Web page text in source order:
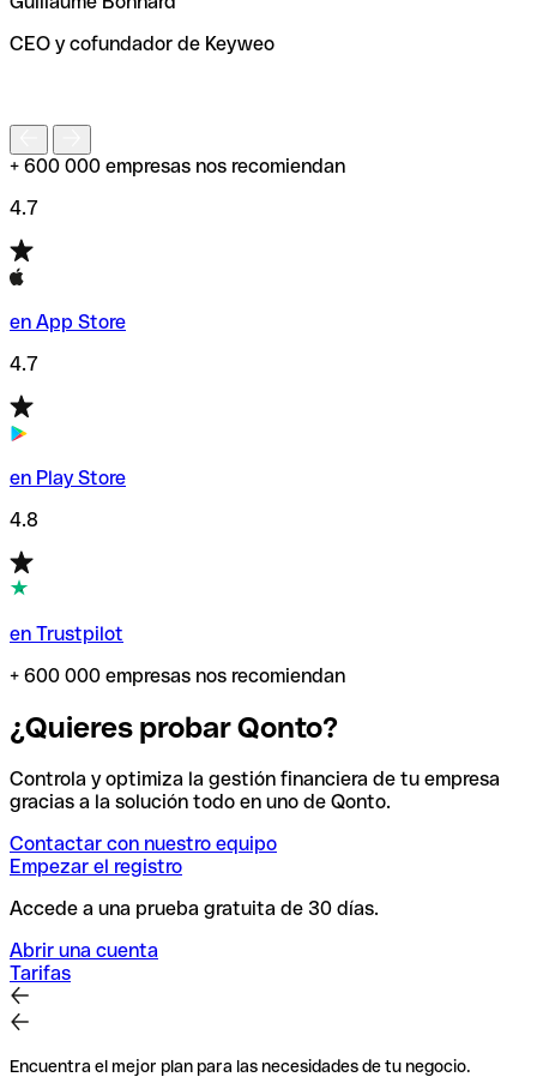
de enviar tu transferencia.
CEO y cofundador de Keyweo
+ 600 000 empresas nos recomiendan
4.7
en App Store
4.7
en Play Store
4.8
en Trustpilot
+ 600 000 empresas nos recomiendan
¿Quieres probar Qonto?
Controla y optimiza la gestión financiera de tu empresa
gracias a la solución todo en uno de Qonto.
Contactar con nuestro equipo
Empezar el registro
Accede a una prueba gratuita de 30 días.
Abrir una cuenta
Tarifas
Encuentra el mejor plan para las necesidades de tu negocio.